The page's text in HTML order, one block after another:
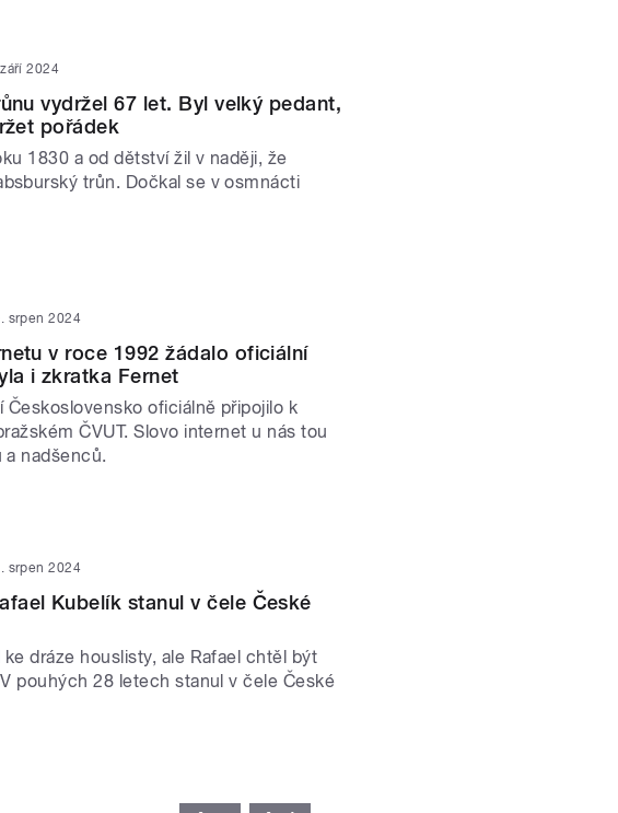
2024
vydržel 67 let. Byl velký pedant,
pořádek
1830 a od dětství žil v naději, že
trůn. Dočkal se v osmnácti
srpen 2024
v roce 1992 žádalo oficiální
i zkratka Fernet
Československo oficiálně připojilo k
ČVUT. Slovo internet u nás tou
a nadšenců.
srpen 2024
Kubelík stanul v čele České
dráze houslisty, ale Rafael chtěl být
pouhých 28 letech stanul v čele České